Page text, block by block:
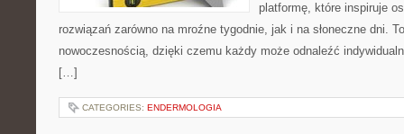
platformę, które inspiruje
rozwiązań zarówno na mroźne tygodnie, jak i na słoneczne dni.
nowoczesnością, dzięki czemu każdy może odnaleźć
[…]
CATEGORIES: ENDERMOLOGIA